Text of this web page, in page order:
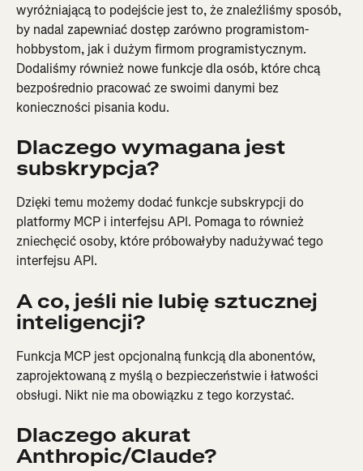
wyróżniającą to podejście jest to, że znaleźliśmy sposób,
by nadal zapewniać dostęp zarówno programistom-
hobbystom, jak i dużym firmom programistycznym.
Dodaliśmy również nowe funkcje dla osób, które chcą
bezpośrednio pracować ze swoimi danymi bez
konieczności pisania kodu.
Dlaczego wymagana jest
subskrypcja?
Dzięki temu możemy dodać funkcje subskrypcji do
platformy MCP i interfejsu API. Pomaga to również
zniechęcić osoby, które próbowałyby nadużywać tego
interfejsu API.
A co, jeśli nie lubię sztucznej
inteligencji?
Funkcja MCP jest opcjonalną funkcją dla abonentów,
zaprojektowaną z myślą o bezpieczeństwie i łatwości
obsługi. Nikt nie ma obowiązku z tego korzystać.
Dlaczego akurat
Anthropic/Claude?